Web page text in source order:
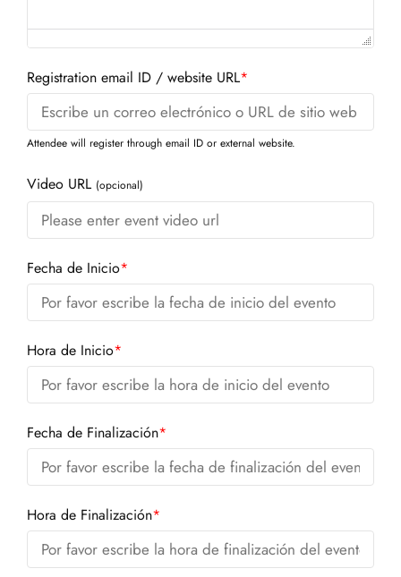
Registration email ID / website URL*
Attendee will register through email ID or external website.
Video URL (opcional)
Fecha de Inicio*
Hora de Inicio*
Fecha de Finalización*
Hora de Finalización*